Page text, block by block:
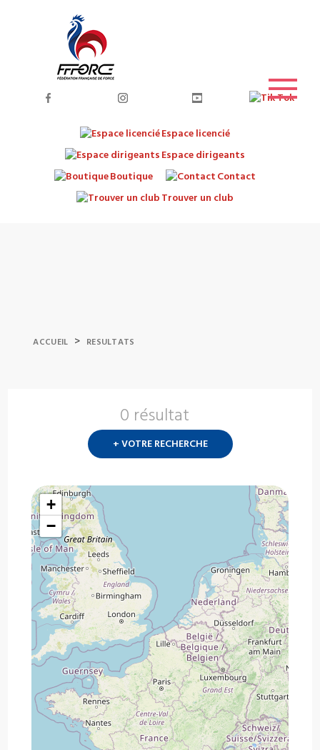
Espace licencié
Espace dirigeants
Boutique
Contact
Trouver un club
ACCUEIL > RESULTATS
0 résultat
+ VOTRE RECHERCHE
+
−